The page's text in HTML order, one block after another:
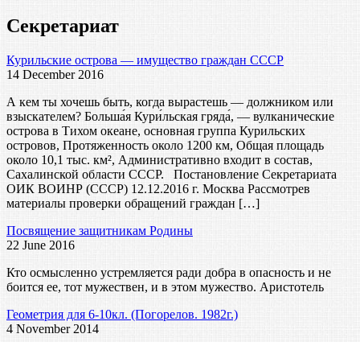
Секретариат
Курильские острова — имущество граждан СССР
14 December 2016
А кем ты хочешь быть, когда вырастешь — должником или
взыскателем? Больша́я Кури́льская гряда́, — вулканические
острова в Тихом океане, основная группа Курильских
островов, Протяженность около 1200 км, Общая площадь
около 10,1 тыс. км², Административно входит в состав,
Сахалинской области СССР. Постановление Секретариата
ОИК ВОИНР (СССР) 12.12.2016 г. Москва Рассмотрев
материалы проверки обращений граждан […]
Посвящение защитникам Родины
22 June 2016
Кто осмысленно устремляется ради добра в опасность и не
боится ее, тот мужествен, и в этом мужество. Аристотель
Геометрия для 6-10кл. (Погорелов. 1982г.)
4 November 2014